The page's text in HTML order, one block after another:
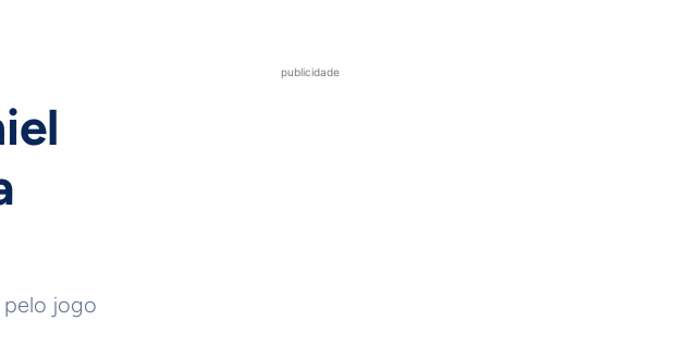
pelo jogo
publicidade